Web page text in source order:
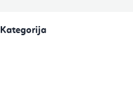
Kategorija